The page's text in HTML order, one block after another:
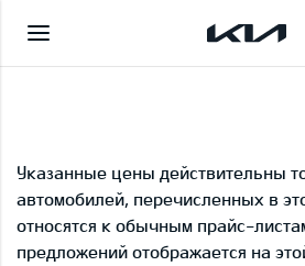
Указанные цены действительны
автомобилей, перечисленных в
относятся к обычным прайс-
предложений отображается на